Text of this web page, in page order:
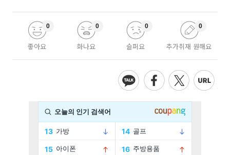
좋아요
0
화나요
0
슬퍼요
0
추가취재 원해요
0